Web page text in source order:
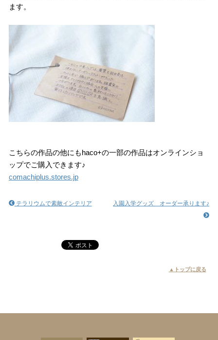
ます。
こちらの作品の他にもhaco+の一部の作品はオンラインショ
ップでご購入できます♪
comachiplus.stores.jp
入園入学グッズ オーダー承ります♪
テラリウムで素敵インテリア
▲トップに戻る